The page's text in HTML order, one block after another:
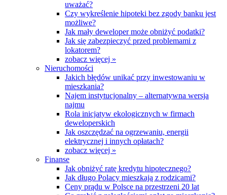
uważać?
Czy wykreślenie hipoteki bez zgody banku jest
możliwe?
Jak mały deweloper może obniżyć podatki?
Jak się zabezpieczyć przed problemami z
lokatorem?
zobacz więcej »
Nieruchomości
Jakich błędów unikać przy inwestowaniu w
mieszkania?
Najem instytucjonalny – alternatywna wersja
najmu
Rola inicjatyw ekologicznych w firmach
deweloperskich
Jak oszczędzać na ogrzewaniu, energii
elektrycznej i innych opłatach?
zobacz więcej »
Finanse
Jak obniżyć ratę kredytu hipotecznego?
Jak długo Polacy mieszkają z rodzicami?
Ceny prądu w Polsce na przestrzeni 20 lat